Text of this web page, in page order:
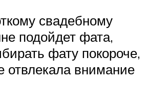
свадебному
подойдет фата,
фату покороче,
отвлекала внимание